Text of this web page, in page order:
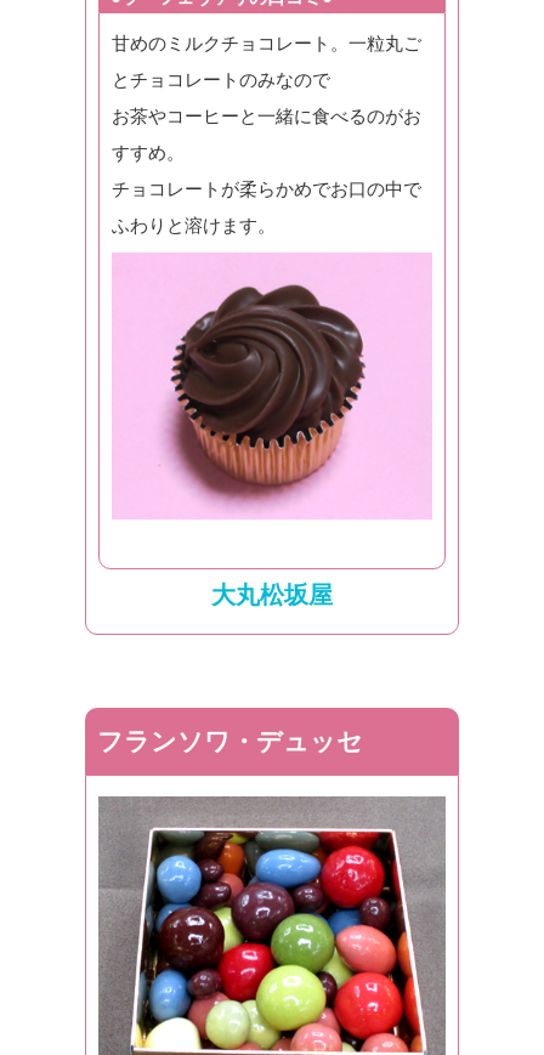
甘めのミルクチョコレート。一粒丸ご
とチョコレートのみなので
お茶やコーヒーと一緒に食べるのがお
すすめ。
チョコレートが柔らかめでお口の中で
ふわりと溶けます。
大丸松坂屋
フランソワ・デュッセ